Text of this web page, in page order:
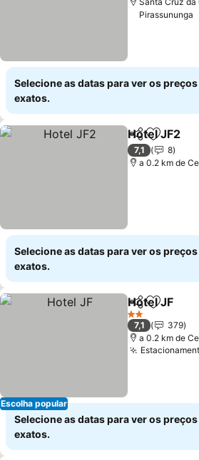
Pirassununga
Selecione as datas para ver os preços
exatos.
Partilhar
Hotel JF2
7,1
8
a 0.2 km de
Selecione as datas para ver os preços
exatos.
Escolha popular
Partilhar
Hotel JF
2 Estrelas
7,1
379
a 0.2 km de
Selecione as datas para ver os preços
exatos.